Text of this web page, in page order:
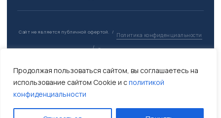
Продолжая пользоваться сайтом, вы соглашаетесь на
использование сайтом Cookie и сполитикой
конфиденциальности
Сайт не является публичной офертой. / Политика конфиденциальности
/ Соглашение